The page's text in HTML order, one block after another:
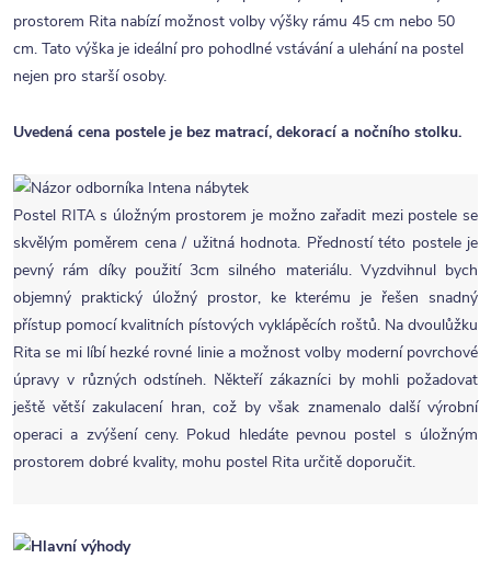
prostorem Rita nabízí možnost volby výšky rámu 45 cm nebo 50
cm. Tato výška je ideální pro pohodlné vstávání a ulehání na postel
nejen pro starší osoby.
Uvedená cena postele je bez matrací, dekorací a nočního stolku.
Postel RITA s úložným prostorem je možno zařadit mezi postele se
skvělým poměrem cena / užitná hodnota. Předností této postele je
pevný rám díky použití 3cm silného materiálu. Vyzdvihnul bych
objemný praktický úložný prostor, ke kterému je řešen snadný
přístup pomocí kvalitních pístových vyklápěcích roštů. Na dvoulůžku
Rita se mi líbí hezké rovné linie a možnost volby moderní povrchové
úpravy v různých odstíneh. Někteří zákazníci by mohli požadovat
ještě větší zakulacení hran, což by však znamenalo další výrobní
operaci a zvýšení ceny. Pokud hledáte pevnou postel s úložným
prostorem dobré kvality, mohu postel Rita určitě doporučit.